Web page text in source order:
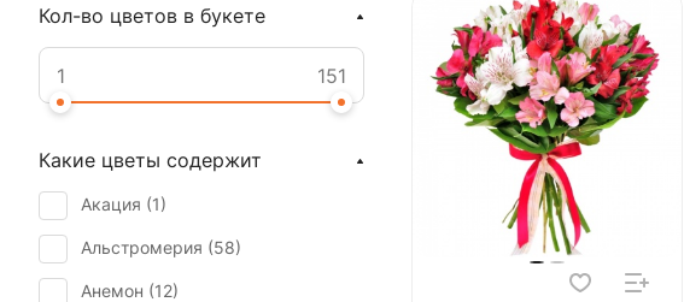
Кол-во цветов в букете
Какие цветы содержит
Акация (1)
Альстромерия (58)
Анемон (12)